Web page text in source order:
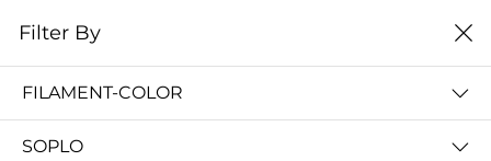
0
No Results
Filter By
FILAMENT-COLOR
SOPLO